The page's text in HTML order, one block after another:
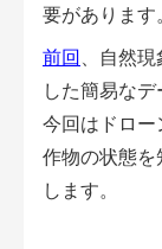
要があります
前回
、自然
した簡易なデ
今回はドロー
作物の状態を
します。